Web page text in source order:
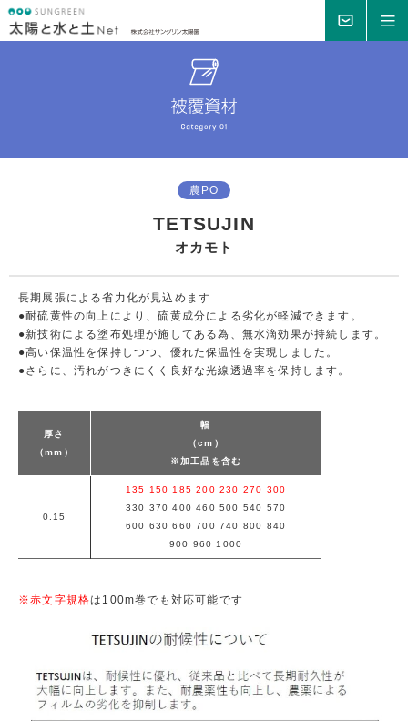
農PO
TETSUJIN
オカモト
長期展張による省力化が見込めます
●耐硫黄性の向上により、硫黄成分による劣化が軽減できます。
●新技術による塗布処理が施してある為、無水滴効果が持続します。
●高い保温性を保持しつつ、優れた保温性を実現しました。
●さらに、汚れがつきにくく良好な光線透過率を保持します。
厚さ
（mm）
幅
（cm）
※加工品を含む
0.15
135 150 185 200 230 270 300
330 370 400 460 500 540 570
600 630 660 700 740 800 840
900 960 1000
※赤文字規格は100m巻でも対応可能です